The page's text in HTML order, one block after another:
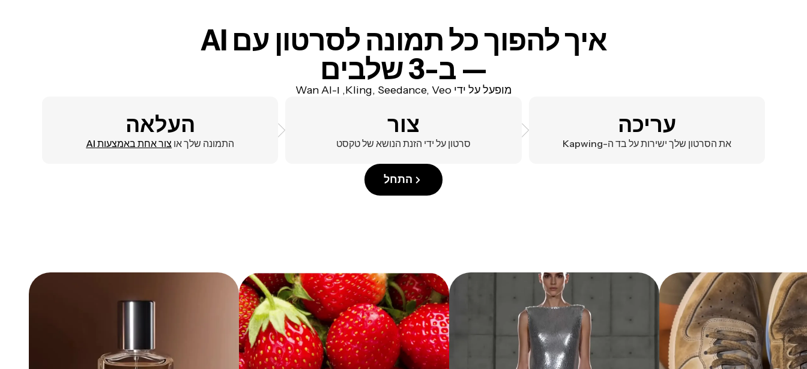
איך להפוך כל תמונה לסרטון עם AI
— ב-3 שלבים
מופעל על ידי Kling, Seedance, Veo, ו-Wan AI
העלאה
התמונה שלך או צור אחת באמצעות AI
צור
סרטון על ידי הזנת הנושא של טקסט
עריכה
את הסרטון שלך ישירות על בד ה-Kapwing
התחל